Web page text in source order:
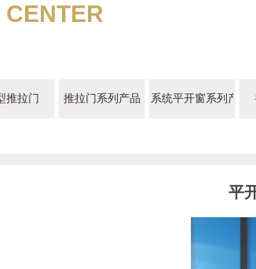
推拉门 推拉门系列产品 系统平开窗系列产品
平